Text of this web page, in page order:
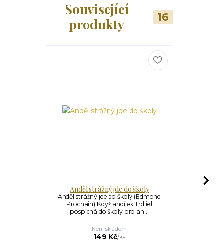
Související
produkty
16
Anděl strážný jde do školy
Anděl strážný jde do školy (Edmond
Prochain) Když andílek Trdliel
pospíchá do školy pro an...
149 Kč/ks
Není skladem